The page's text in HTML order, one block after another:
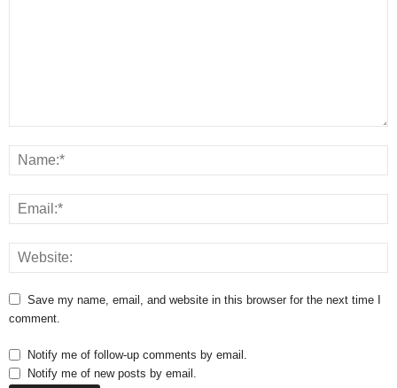
Save my name, email, and website in this browser for the next time I
comment.
Notify me of follow-up comments by email.
Notify me of new posts by email.